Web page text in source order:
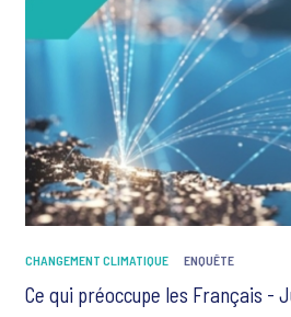
CHANGEMENT CLIMATIQUE ENQUÊTE
Ce qui préoccupe les Français -